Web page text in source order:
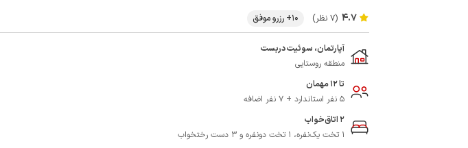
4.7 (7 نظر) 10+ رزرو موفق
آپارتمان، سوئیت دربست
منطقه روستایی
تا 12 مهمان
5 نفر استاندارد + 7 نفر اضافه
2 اتاق‌خواب
1 تخت یک‌نفره، 1 تخت دونفره و 3 دست رختخواب